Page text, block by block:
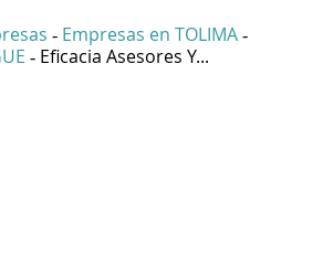
- Empresas en TOLIMA -
- Eficacia Asesores Y...